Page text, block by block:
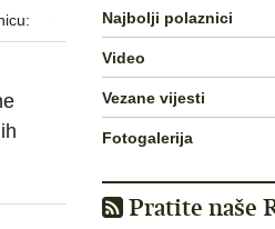
Najbolji polaznici
Video
Vezane vijesti
Fotogalerija
Pratite naše